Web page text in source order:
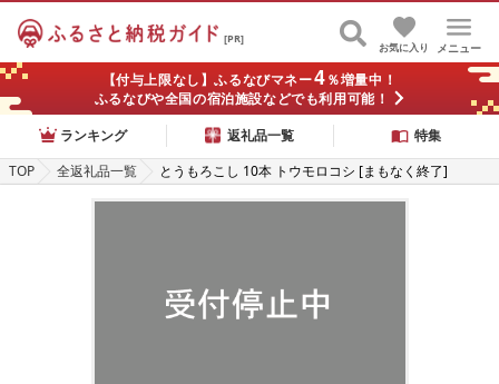
[PR]
メニュー
お気に入り
【付与上限なし】ふるなびマネー4％増量中！
ふるなびや全国の宿泊施設などでも利用可能！
ランキング
返礼品一覧
特集
TOP
全返礼品一覧 とうもろこし 10本 トウモロコシ [まもなく終了]